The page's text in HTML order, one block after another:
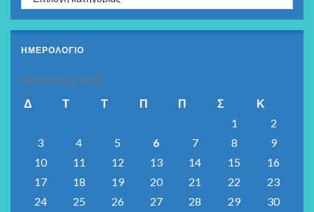
ΗΜΕΡΟΛΟΓΙΟ
Αύγουστος 2026
Δ
Τ Τ Π Π Σ
Κ
1
2
3
4 5 6 7 8
9
10
11 12 13 14 15
16
17
18 19 20 21 22
23
24
25 26 27 28 29
30